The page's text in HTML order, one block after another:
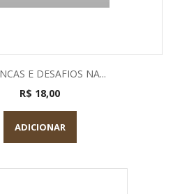
E DESAFIOS NA...
R$ 18,00
ADICIONAR